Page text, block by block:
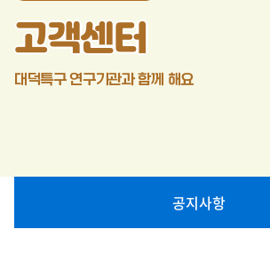
고객센터
대덕특구 연구기관과 함께 해요
공지사항